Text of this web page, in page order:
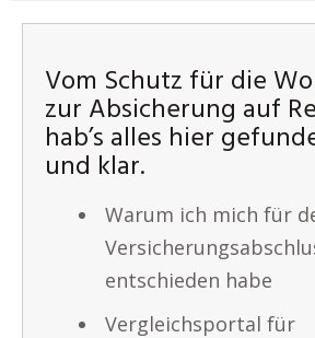
Vom Schutz für die
zur Absicherung auf
hab’s alles hier
und klar.
Warum ich mich für
entschieden habe
Vergleichsportal für